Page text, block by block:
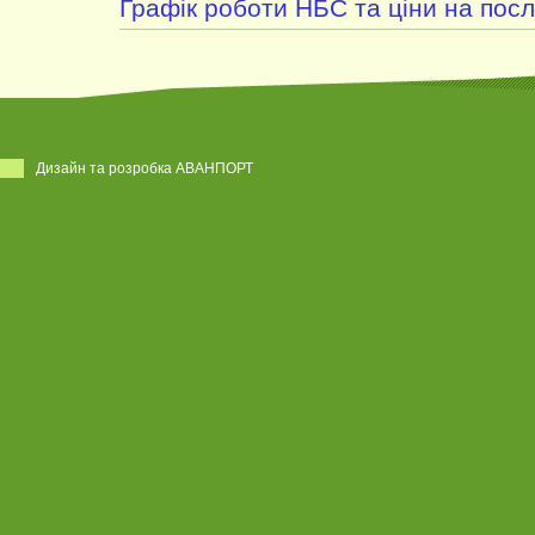
Графік роботи НБС та ціни на
Дизайн та розробка АВАНПОРТ